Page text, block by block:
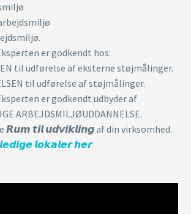
er godkendt hos:
til udførelse af eksterne støjmålinger.
til udførelse af støjmålinger.
er godkendt udbyder af
ARBEJDSMILJØUDDANNELSE.
𝙍𝙪𝙢 𝙩𝙞𝙡 𝙪𝙙𝙫𝙞𝙠𝙡𝙞𝙣𝙜 af din virksomhed.
𝙡𝙤𝙠𝙖𝙡𝙚𝙧 𝙝𝙚𝙧